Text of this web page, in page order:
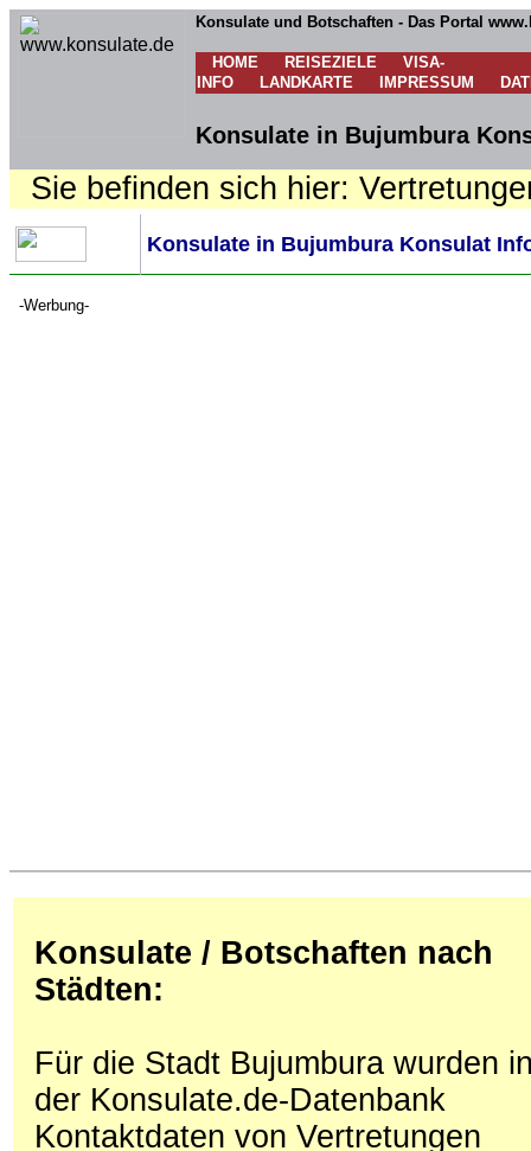
Konsulate und Botschaften - Das Portal
HOME REISEZIELE
VISA-
INFO
LANDKARTE IMPRESSUM
Konsulate in Bujumbura
Sie befinden sich hier:
Konsulate in Bujumbura Konsulat
-Werbung-
Konsulate / Botschaften nach
Städten:
Für die Stadt Bujumbura wurden
der Konsulate.de-Datenbank
Kontaktdaten von Vertretungen